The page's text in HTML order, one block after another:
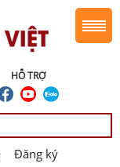
HỖ TRỢ
Đăng ký